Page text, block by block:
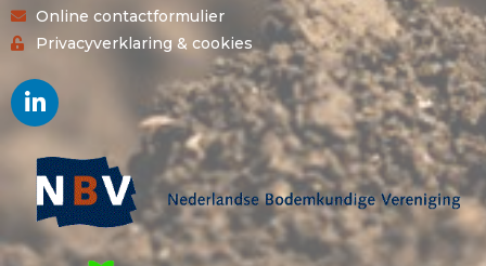
Online contactformulier
Privacyverklaring & cookies